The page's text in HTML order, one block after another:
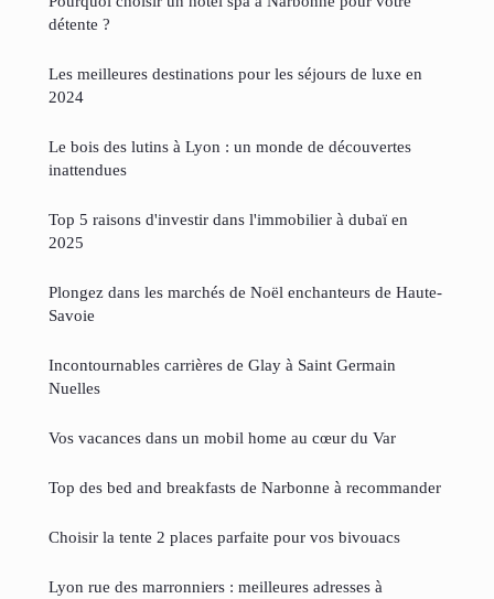
détente ?
Les meilleures destinations pour les séjours de luxe en
2024
Le bois des lutins à Lyon : un monde de découvertes
inattendues
Top 5 raisons d'investir dans l'immobilier à dubaï en
2025
Plongez dans les marchés de Noël enchanteurs de Haute-
Savoie
Incontournables carrières de Glay à Saint Germain
Nuelles
Vos vacances dans un mobil home au cœur du Var
Top des bed and breakfasts de Narbonne à recommander
Choisir la tente 2 places parfaite pour vos bivouacs
Lyon rue des marronniers : meilleures adresses à